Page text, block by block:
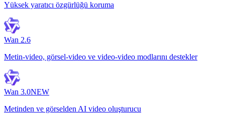
Yüksek yaratıcı özgürlüğü koruma
Wan 2.6
Metin-video, görsel-video ve video-video modlarını destekler
Wan 3.0NEW
Metinden ve görselden AI video oluşturucu